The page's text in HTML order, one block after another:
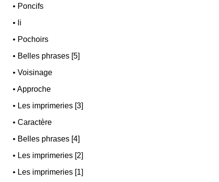
• Poncifs
• li
• Pochoirs
• Belles phrases [5]
•Voisinage
•Approche
• Les imprimeries [3]
•Caractère
• Belles phrases [4]
• Les imprimeries [2]
• Les imprimeries [1]